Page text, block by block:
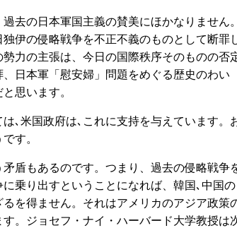
去の日本軍国主義の賛美にほかなりません。
伊の侵略戦争を不正不義のものとして断罪
力の主張は、今日の国際秩序そのものの否
日本軍「慰安婦」問題をめぐる歴史のわい
思います。
､米国政府は､これに支持を与えています。
す。
盾もあるのです。つまり、過去の侵略戦争
乗り出すということになれば、韓国､中国の
を得ません。それはアメリカのアジア政策
。ジョセフ・ナイ・ハーバード大学教授は